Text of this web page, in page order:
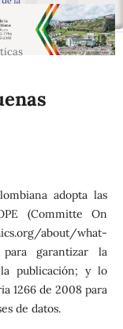
adopta las
(Committe On
about/what-
para garantizar la
publicación; y lo
1266 de 2008 para
de datos.